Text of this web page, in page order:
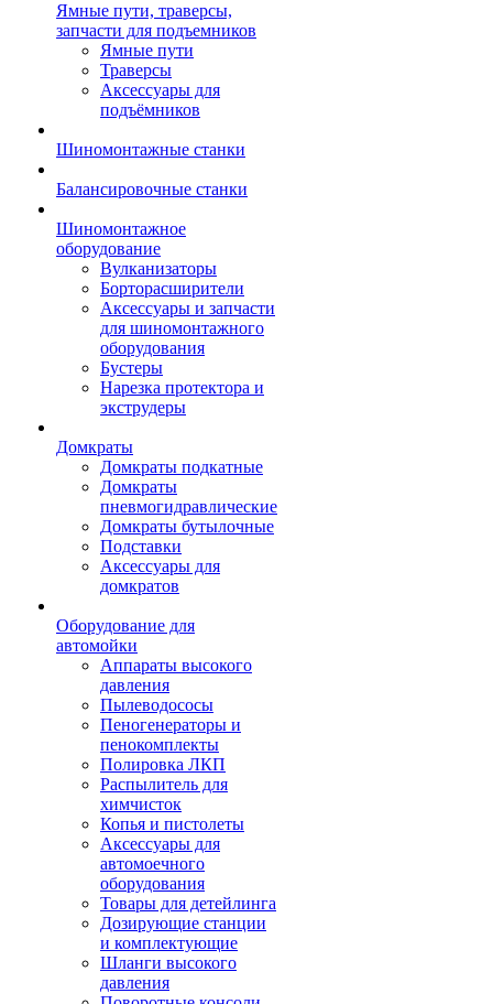
Ямные пути, траверсы,
запчасти для подъемников
Ямные пути
Траверсы
Аксессуары для
подъёмников
Шиномонтажные станки
Балансировочные станки
Шиномонтажное
оборудование
Вулканизаторы
Борторасширители
Аксессуары и запчасти
для шиномонтажного
оборудования
Бустеры
Нарезка протектора и
экструдеры
Домкраты
Домкраты подкатные
Домкраты
пневмогидравлические
Домкраты бутылочные
Подставки
Аксессуары для
домкратов
Оборудование для
автомойки
Аппараты высокого
давления
Пылеводососы
Пеногенераторы и
пенокомплекты
Полировка ЛКП
Распылитель для
химчисток
Копья и пистолеты
Аксессуары для
автомоечного
оборудования
Товары для детейлинга
Дозирующие станции
и комплектующие
Шланги высокого
давления